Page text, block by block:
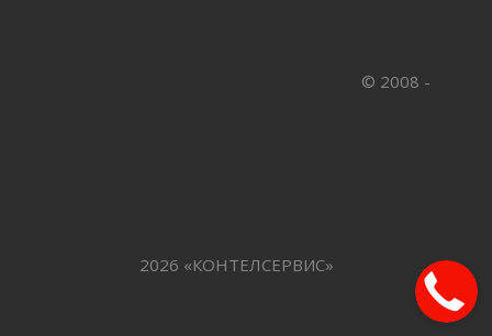
© 2008 -
2026 «КОНТЕЛСЕРВИС»